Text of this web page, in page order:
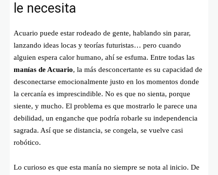
le necesita
Acuario puede estar rodeado de gente, hablando sin parar,
lanzando ideas locas y teorías futuristas… pero cuando
alguien espera calor humano, ahí se esfuma. Entre todas las
manías de Acuario, la más desconcertante es su capacidad de
desconectarse emocionalmente justo en los momentos donde
la cercanía es imprescindible. No es que no sienta, porque
siente, y mucho. El problema es que mostrarlo le parece una
debilidad, un enganche que podría robarle su independencia
sagrada. Así que se distancia, se congela, se vuelve casi
robótico.
Lo curioso es que esta manía no siempre se nota al inicio. De